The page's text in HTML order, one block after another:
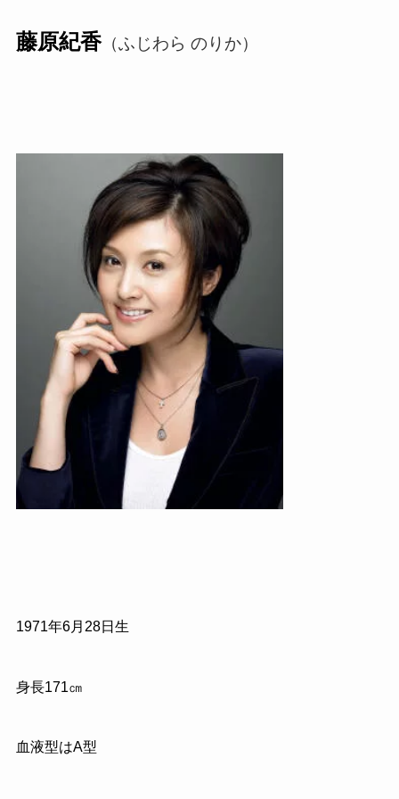
藤原紀香（ふじわら のりか）
1971年6月 28日生
身長171㎝
血液型はA型